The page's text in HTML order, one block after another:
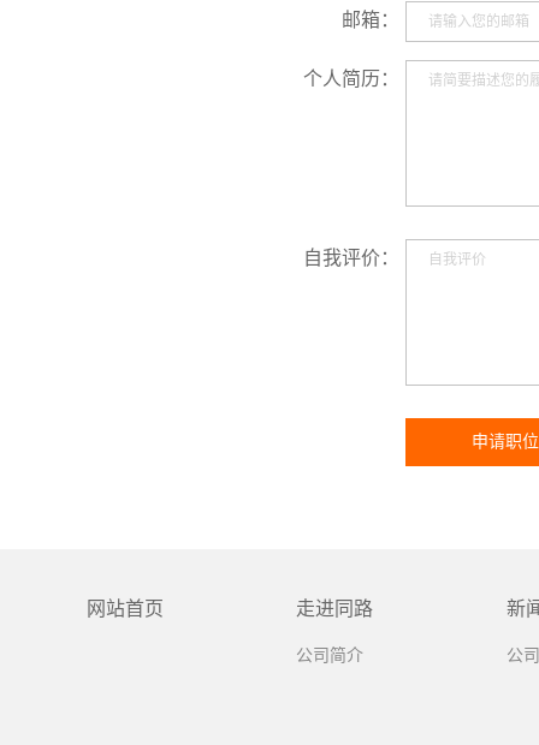
邮箱：
个人简历：
自我评价：
网站首页 走进同路
公司简介
新
公